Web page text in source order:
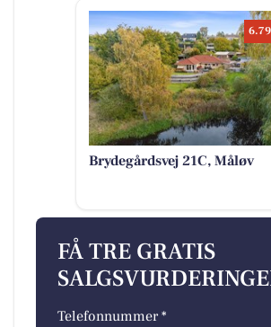
Brydegårdsvej 21C, Måløv
FÅ TRE GRATIS
Telefonnummer *